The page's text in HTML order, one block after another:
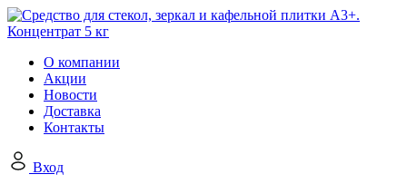
О компании
Акции
Новости
Доставка
Контакты
Вход